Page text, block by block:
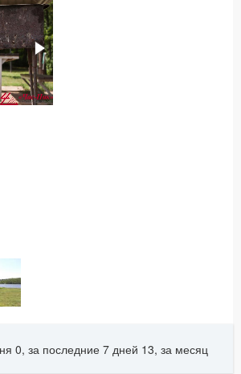
0, за последние 7 дней 13, за месяц